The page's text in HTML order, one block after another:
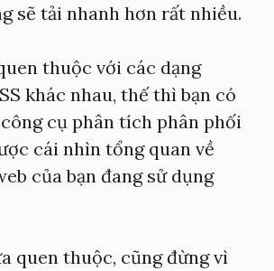
sẽ tải nhanh hơn rất nhiều.
thuộc với các dạng
khác nhau, thế thì bạn có
cụ phân tích phân phối
cái nhìn tổng quan về
của bạn đang sử dụng
quen thuộc, cũng đừng vì